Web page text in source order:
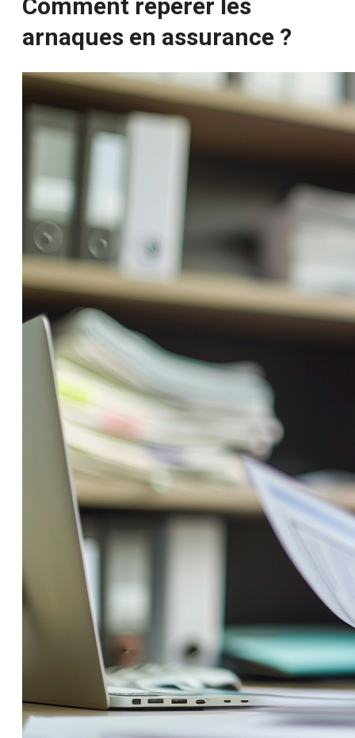
Comment repérer les
arnaques en assurance ?